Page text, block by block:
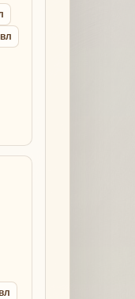
лайт армор сета
Lineage 2